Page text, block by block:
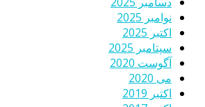
نوامبر 2025
اکتبر 2025
سپتامبر 2025
آگوست 2020
می 2020
اکتبر 2019